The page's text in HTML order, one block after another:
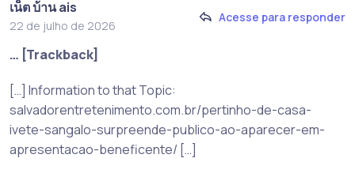
เน็ต บ้าน ais
22 de julho de 2026
Acesse para responder
… [Trackback]
[…] Information to that Topic:
salvadorentretenimento.com.br/pertinho-de-casa-
ivete-sangalo-surpreende-publico-ao-aparecer-em-
apresentacao-beneficente/ […]